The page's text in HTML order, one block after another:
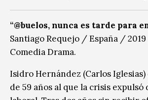
“@buelos, nunca es tarde para
Santiago Requejo / España /
Comedia Drama.
Isidro Hernández (Carlos Iglesias)
de 59 años al que la crisis expulsó